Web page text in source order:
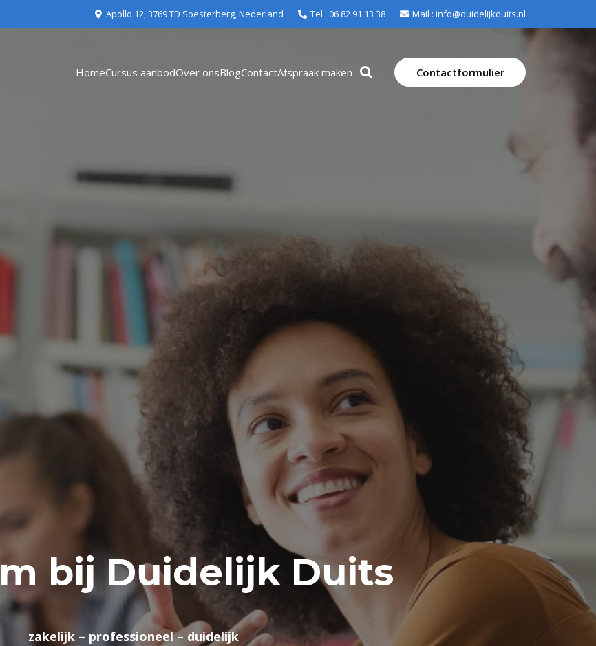
Apollo 12, 3769 TD Soesterberg, Nederland Tel : 06 82 91 13 38 Mail : info@duidelijkduits.nl
HomeCursus aanbodOver onsBlogContactAfspraak maken Contactformulier
bij Duidelijk Duits
zakelijk – professioneel – duidelijk